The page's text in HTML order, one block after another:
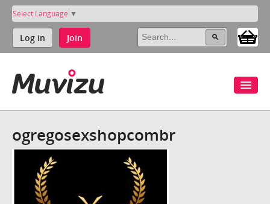
Select Language ▼
Log in Join
ogregosexshopcombr